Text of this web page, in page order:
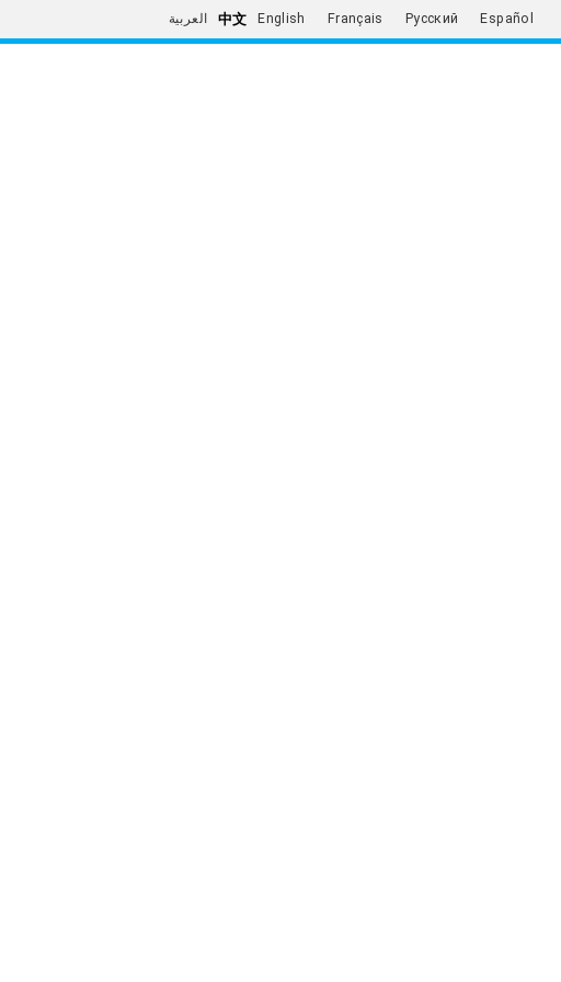
العربية 中文 English Français Русский Español